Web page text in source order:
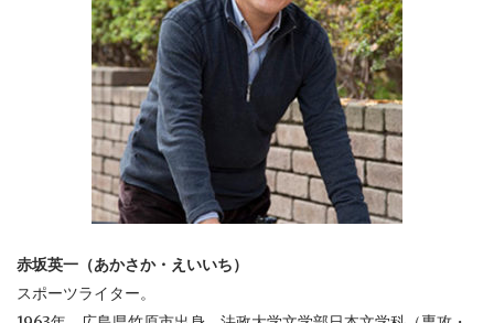
赤坂英一（あかさか・えいいち）
スポーツライター。